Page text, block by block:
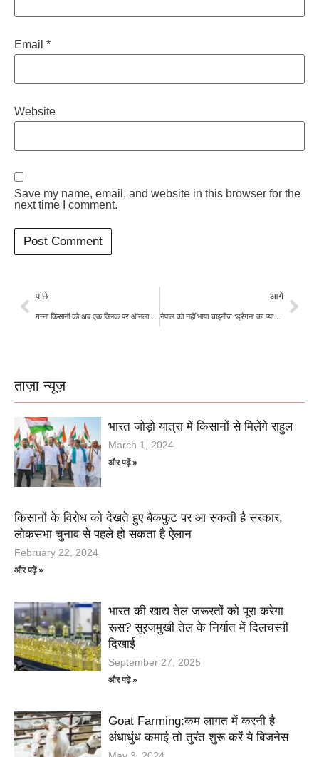
Email *
Website
Save my name, email, and website in this browser for the
next time I comment.
पीछे
गन्ना किसानों को अब एक क्लिक पर ऑनलाइन मिलेगी अतिरिक्त सट्टे की सुविधा
आगे
नेपाल को नहीं भाया चाइनीज ‘ड्रैगन’ का प्याज, अब भारत से लगाई आयात की गुहार
ताज़ा न्यूज़
भारत जोड़ो यात्रा में किसानों से मिलेंगे राहुल
March 1, 2024
और पढ़ें »
किसानों के विरोध को देखते हुए बैकफुट पर आ सकती है सरकार,
लोकसभा चुनाव से पहले हो सकता है ऐलान
February 22, 2024
और पढ़ें »
भारत की खाद्य तेल जरूरतों को पूरा करेगा
रूस? सूरजमुखी तेल के निर्यात में दिलचस्पी
दिखाई
September 27, 2025
और पढ़ें »
Goat Farming:कम लागत में करनी है
अंधाधुंध कमाई तो तुरंत शुरू करें ये बिजनेस